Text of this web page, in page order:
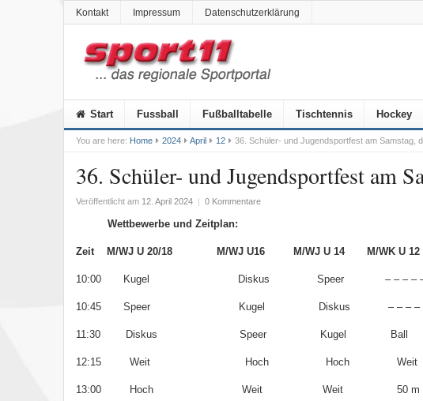
Kontakt Impressum Datenschutzerklärung
Start Fussball Fußballtabelle Tischtennis Hockey
You are here: Home 2024 April 12 36. Schüler- und Jugendsportfest am Samstag,
36. Schüler- und Jugendsportfest am
Veröffentlicht am 12. April 2024 | 0 Kommentare
Wettbewerbe und Zeitplan:
Zeit M/WJ U 20/18 M/WJ U16 M/WJ U 14 M/WK U 12
10:00 Kugel Diskus Speer – – – –
10:45 Speer Kugel Diskus – – – –
11:30 Diskus Speer Kugel Ball
12:15 Weit Hoch Hoch Weit
13:00 Hoch Weit Weit 50 m